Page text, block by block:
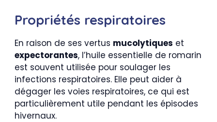
Propriétés respiratoires
En raison de ses vertus mucolytiques et
expectorantes, l’huile essentielle de romarin
est souvent utilisée pour soulager les
infections respiratoires. Elle peut aider à
dégager les voies respiratoires, ce qui est
particulièrement utile pendant les épisodes
hivernaux.